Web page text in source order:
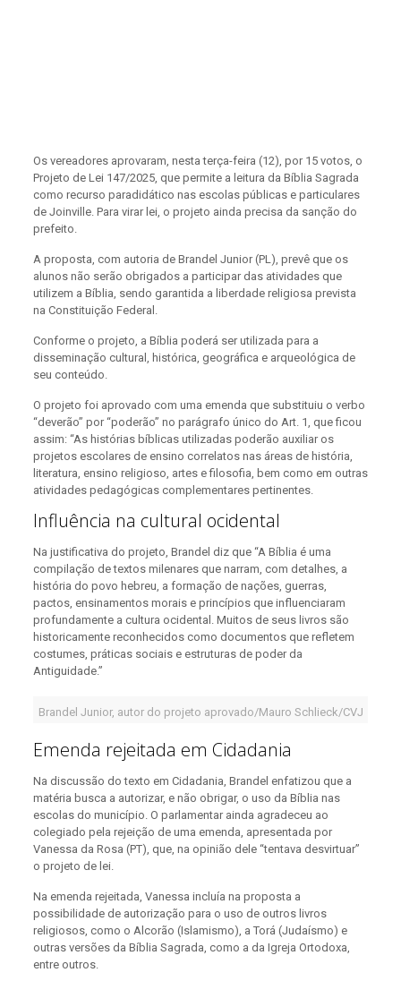
Os vereadores aprovaram, nesta terça-feira (12), por 15 votos, o
Projeto de Lei 147/2025, que permite a leitura da Bíblia Sagrada
como recurso paradidático nas escolas públicas e particulares
de Joinville. Para virar lei, o projeto ainda precisa da sanção do
prefeito.
A proposta, com autoria de Brandel Junior (PL), prevê que os
alunos não serão obrigados a participar das atividades que
utilizem a Bíblia, sendo garantida a liberdade religiosa prevista
na Constituição Federal.
Conforme o projeto, a Bíblia poderá ser utilizada para a
disseminação cultural, histórica, geográfica e arqueológica de
seu conteúdo.
O projeto foi aprovado com uma emenda que substituiu o verbo
“deverão” por “poderão” no parágrafo único do Art. 1, que ficou
assim: “As histórias bíblicas utilizadas poderão auxiliar os
projetos escolares de ensino correlatos nas áreas de história,
literatura, ensino religioso, artes e filosofia, bem como em outras
atividades pedagógicas complementares pertinentes.
Influência na cultural ocidental
Na justificativa do projeto, Brandel diz que “A Bíblia é uma
compilação de textos milenares que narram, com detalhes, a
história do povo hebreu, a formação de nações, guerras,
pactos, ensinamentos morais e princípios que influenciaram
profundamente a cultura ocidental. Muitos de seus livros são
historicamente reconhecidos como documentos que refletem
costumes, práticas sociais e estruturas de poder da
Antiguidade.”
Brandel Junior, autor do projeto aprovado/Mauro Schlieck/CVJ
Emenda rejeitada em Cidadania
Na discussão do texto em Cidadania, Brandel enfatizou que a
matéria busca a autorizar, e não obrigar, o uso da Bíblia nas
escolas do município. O parlamentar ainda agradeceu ao
colegiado pela rejeição de uma emenda, apresentada por
Vanessa da Rosa (PT), que, na opinião dele “tentava desvirtuar”
o projeto de lei.
Na emenda rejeitada, Vanessa incluía na proposta a
possibilidade de autorização para o uso de outros livros
religiosos, como o Alcorão (Islamismo), a Torá (Judaísmo) e
outras versões da Bíblia Sagrada, como a da Igreja Ortodoxa,
entre outros.